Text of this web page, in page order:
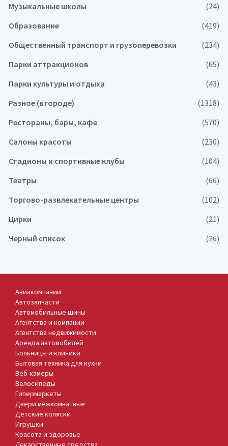
Музыкальные школы
(24)
Образование
(419)
Общественный транспорт и грузоперевозки
(234)
Парки аттракционов
(65)
Парки культуры и отдыха
(43)
Разное (в городе)
(1318)
Рестораны, бары, кафе
(570)
Салоны красоты
(230)
Стадионы и спортивные клубы
(104)
Театры
(66)
Торгово-развлекательные центры
(102)
Цирки
(21)
Черный список
(26)
Авиакомпании
Автозапчасти
Автомобильные шины
Агентства и компании
Агентства недвижимости
Аренда автомобилей
Больницы и клиники
Бытовая техника для кухни
Веб-камеры
Велосипеды
Гипермаркеты
Двери межкомнатные
Детские коляски
Игрушки
Красота и здоровье